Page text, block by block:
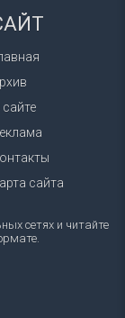
сайта
сетях и читайте